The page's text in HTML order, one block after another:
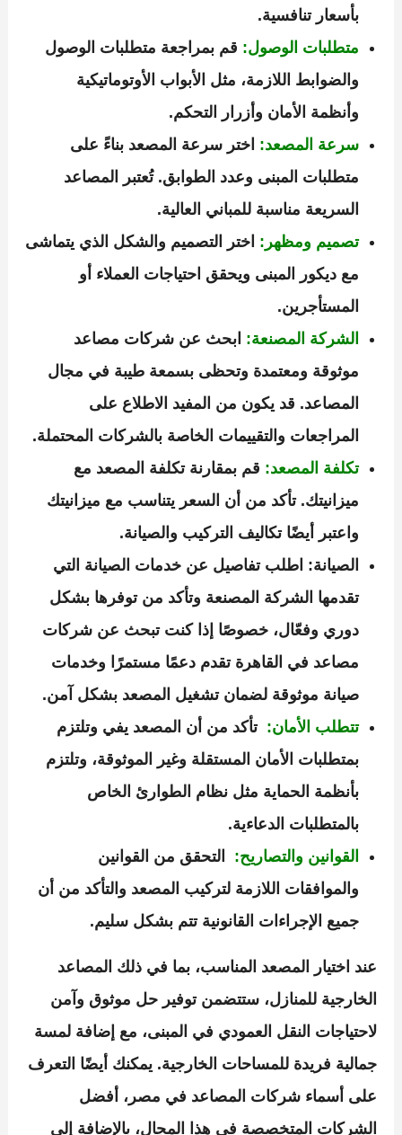
بأسعار تنافسية.
متطلبات الوصول: قم بمراجعة متطلبات الوصول
والضوابط اللازمة، مثل الأبواب الأوتوماتيكية
وأنظمة الأمان وأزرار التحكم.
سرعة المصعد: اختر سرعة المصعد بناءً على
متطلبات المبنى وعدد الطوابق. تُعتبر المصاعد
السريعة مناسبة للمباني العالية.
تصميم ومظهر: اختر التصميم والشكل الذي يتماشى
مع ديكور المبنى ويحقق احتياجات العملاء أو
المستأجرين.
الشركة المصنعة: ابحث عن شركات مصاعد
موثوقة ومعتمدة وتحظى بسمعة طيبة في مجال
المصاعد. قد يكون من المفيد الاطلاع على
المراجعات والتقييمات الخاصة بالشركات المحتملة.
تكلفة المصعد: قم بمقارنة تكلفة المصعد مع
ميزانيتك. تأكد من أن السعر يتناسب مع ميزانيتك
واعتبر أيضًا تكاليف التركيب والصيانة.
الصيانة: اطلب تفاصيل عن خدمات الصيانة التي
تقدمها الشركة المصنعة وتأكد من توفرها بشكل
دوري وفعّال، خصوصًا إذا كنت تبحث عن شركات
مصاعد في القاهرة تقدم دعمًا مستمرًا وخدمات
صيانة موثوقة لضمان تشغيل المصعد بشكل آمن.
تتطلب الأمان: تأكد من أن المصعد يفي وتلتزم
بمتطلبات الأمان المستقلة وغير الموثوقة، وتلتزم
بأنظمة الحماية مثل نظام الطوارئ الخاص
بالمتطلبات الدعاءية.
القوانين والتصاريح:
التحقق من القوانين
والموافقات اللازمة لتركيب المصعد والتأكد من أن
جميع الإجراءات القانونية تتم بشكل سليم.
عند اختيار المصعد المناسب، بما في ذلك المصاعد
الخارجية للمنازل، ستتضمن توفير حل موثوق وآمن
لاحتياجات النقل العمودي في المبنى، مع إضافة لمسة
جمالية فريدة للمساحات الخارجية. يمكنك أيضًا التعرف
على أسماء شركات المصاعد في مصر، أفضل
الشركات المتخصصة في هذا المجال، بالإضافة إلى